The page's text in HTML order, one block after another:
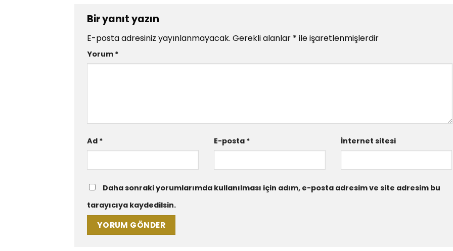
Bir yanıt yazın
E-posta adresiniz yayınlanmayacak. Gerekli alanlar * ile işaretlenmişlerdir
Yorum *
Ad * E-posta * İnternet sitesi
Daha sonraki yorumlarımda kullanılması için adım, e-posta adresim ve site adresim bu
tarayıcıya kaydedilsin.